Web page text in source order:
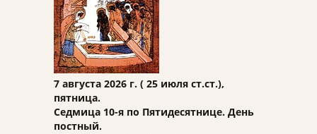
7 августа 2026 г. ( 25 июля ст.ст.),
пятница.
Седмица 10-я по Пятидесятнице. День
постный.